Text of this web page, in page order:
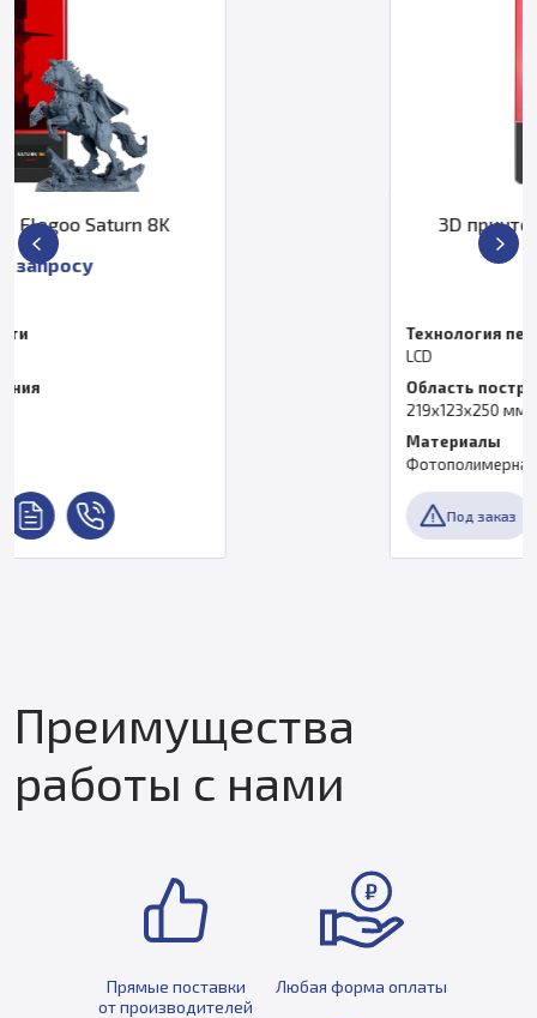
3D принтер Elegoo Saturn 2 8K
Преимущества
работы с нами
Прямые поставки
от производителей
Любая форма оплаты